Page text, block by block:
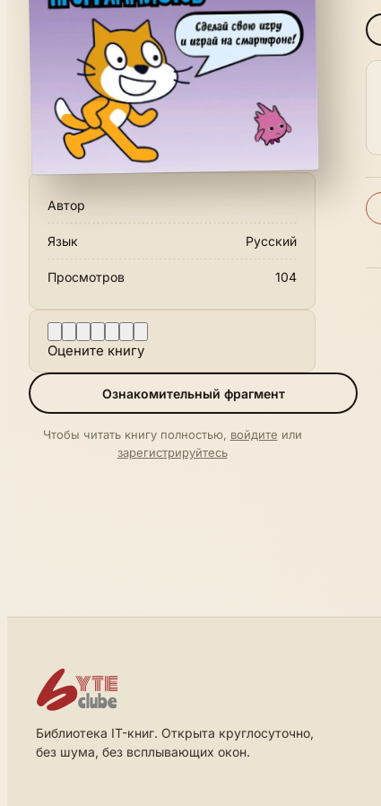
Автор
Язык Русский
Просмотров 104
Оцените книгу
Ознакомительный фрагмент
Чтобы читать книгу полностью, войдите или
зарегистрируйтесь
Библиотека IT-книг. Открыта круглосуточно,
без шума, без всплывающих окон.